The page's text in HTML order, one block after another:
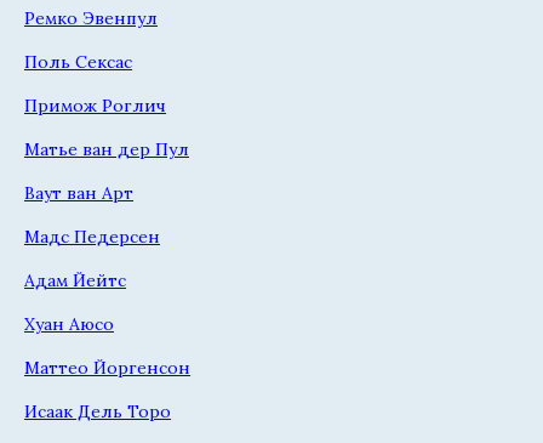
Ремко Эвенпул
Поль Сексас
Примож Роглич
Матье ван дер Пул
Ваут ван Арт
Мадс Педерсен
Адам Йейтс
Хуан Аюсо
Маттео Йоргенсон
Исаак Дель Торо